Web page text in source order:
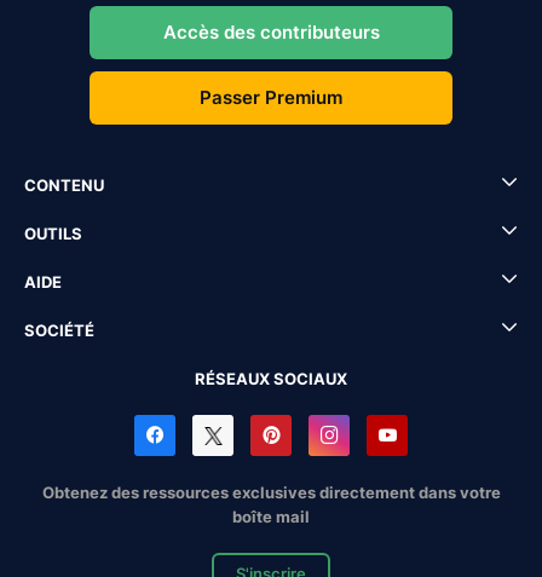
Accès des contributeurs
Passer Premium
CONTENU
OUTILS
AIDE
SOCIÉTÉ
RÉSEAUX SOCIAUX
Obtenez des ressources exclusives directement dans votre
boîte mail